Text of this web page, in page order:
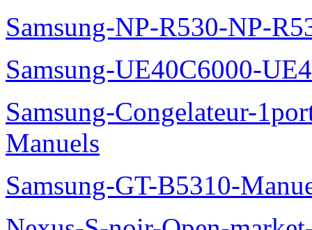
Samsung-NP-R530-NP-
Samsung-UE40C6000-
Samsung-Congelateur-
Manuels
Samsung-GT-B5310-